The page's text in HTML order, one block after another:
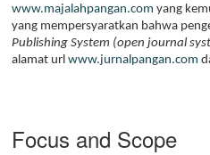
www.majalahpangan.com yang
yang mempersyaratkan bahwa
Publishing System (open journal
alamat url www.jurnalpangan.com
Focus and Scope